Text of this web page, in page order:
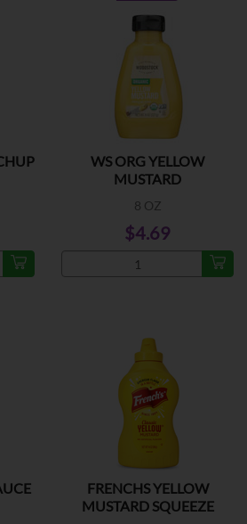
WS ORG YELLOW
MUSTARD
8 OZ
$4.69
FRENCHS YELLOW
MUSTARD SQUEEZE